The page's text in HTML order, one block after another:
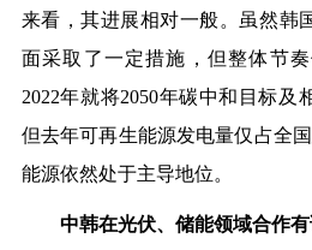
来看，其进展相对一般。虽然韩
面采取了一定措施，但整体节
2022年就将2050年碳中和目标及
但去年可再生能源发电量仅占全
能源依然处于主导地位。
中韩在光伏、储能领域合作有